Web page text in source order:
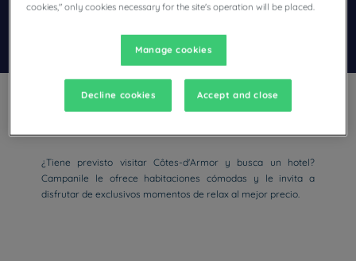
Encontrar un hotel
¿Tiene previsto visitar Côtes-d'Armor y busca un hotel?
Campanile le ofrece habitaciones cómodas y le invita a
disfrutar de exclusivos momentos de relax al mejor precio.
cookies," only cookies necessary for the site's operation will be placed.
Manage cookies
Decline cookies Accept and close